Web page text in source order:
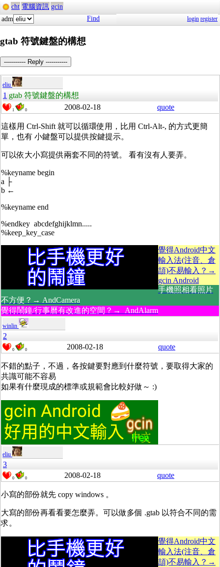
cht 電腦資訊 gcin
adm
Find login register
gtab 符號鍵盤的構想
----------- Reply -----------
eliu
1 gtab 符號鍵盤的構想
1 0 2008-02-18 quote
這樣用 Ctrl-Shift 就可以循環使用，比用 Ctrl-Alt-, 的方式更簡
單，也有 小鍵盤可以提供按鍵提示。
可以依大小寫提供兩套不同的符號。 看有沒有人要弄。
%keyname begin
a ├
b ←
%keyname end
%endkey abcdefghijklmn.....
%keep_key_case
覺得Android中文
輸入法(注音、倉
頡)不易輸入？→
gcin Android
手機照相看照片
不方便？→ AndCamera
覺得鬧鐘/行事曆有改進的空間？→ AndAlarm
winlin
2
0 0 2008-02-18 quote
不錯的點子，不過，各按鍵要對應到什麼符號，要取得大家的
共識可能不容易
如果有什麼現成的標準或規範會比較好做～ :)
eliu
3
0 0 2008-02-18 quote
小寫的部份就先 copy windows 。
大寫的部份再看看要怎麼弄。可以做多個 .gtab 以符合不同的需
求。
覺得Android中文
輸入法(注音、倉
頡)不易輸入？→